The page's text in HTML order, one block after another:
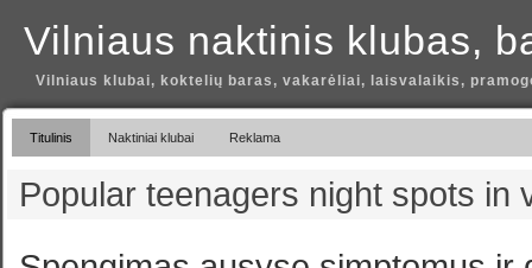
Vilniaus naktinis klubas,
Vilniaus klubai, koktelių baras, vakarėliai, laisvalaikis,
Titulinis Naktiniai klubai Reklama
Popular teenagers night spots in